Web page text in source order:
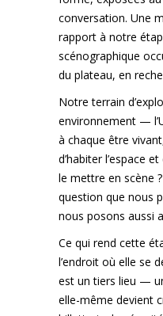
conversation. Une
rapport à notre
scénographique
du plateau, en
Notre terrain
environnement —
à chaque être
d’habiter l’espace
le mettre en scène
question que nous
nous posons aussi
Ce qui rend cette
l’endroit où elle se
est un tiers lieu —
elle-même devient